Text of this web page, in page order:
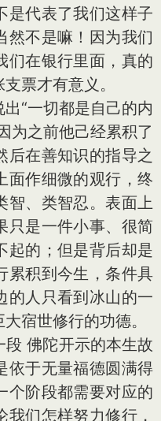
是代表了我们这样子
然不是嘛！因为我们
们在银行里面，真的
票才有意义。
“一切都是自己的内
为之前他己经累积了
后在善知识的指导之
面作细微的观行，终
智、类智忍。表面上
只是一件小事、很简
起的；但是背后却是
累积到今生，条件具
的人只看到冰山的一
宿世修行的功德。
佛陀开示的本生故
依于无量福德圆满得
个阶段都需要对应的
们怎样努力修行，